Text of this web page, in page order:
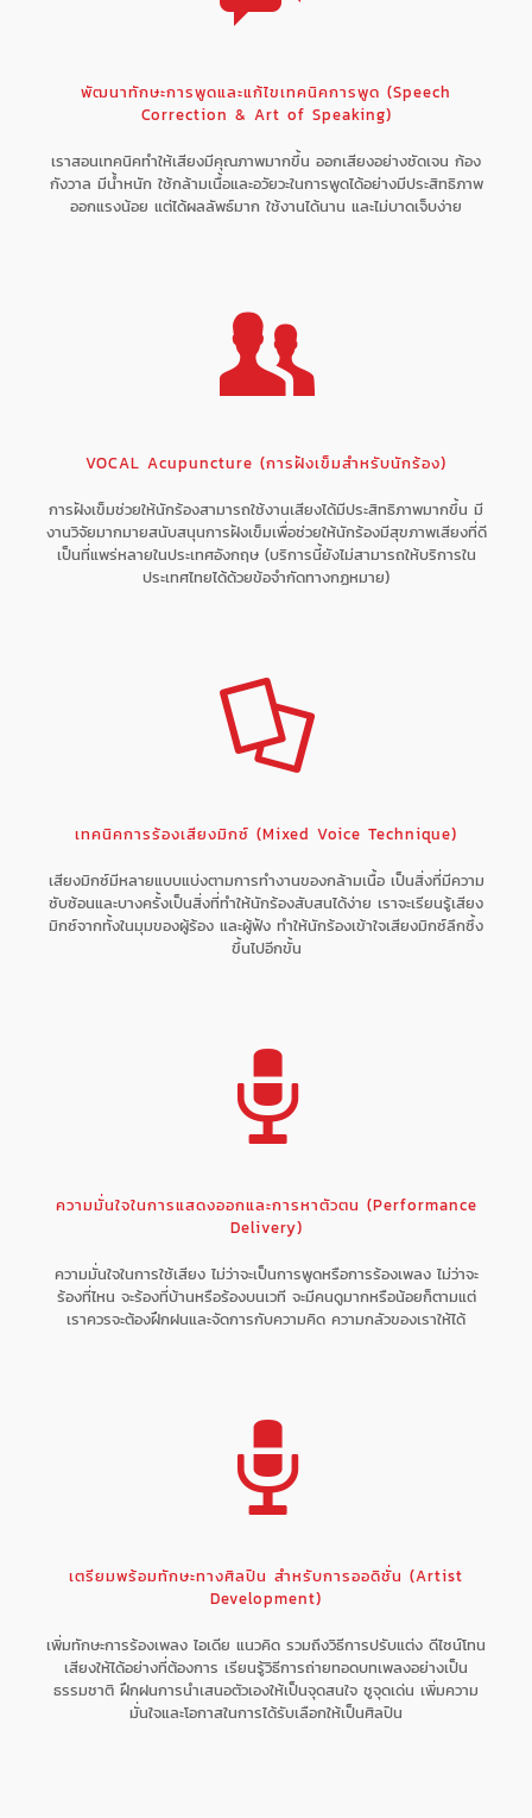
พัฒนาทักษะการพูดและแก้ไขเทคนิคการพูด (Speech
Correction & Art of Speaking)
เราสอนเทคนิคทำให้เสียงมีคุณภาพมากขึ้น ออกเสียงอย่างชัดเจน ก้อง
กังวาล มีน้ำหนัก ใช้กล้ามเนื้อและอวัยวะในการพูดได้อย่างมีประสิทธิภาพ
ออกแรงน้อย แต่ได้ผลลัพธ์มาก ใช้งานได้นาน และไม่บาดเจ็บง่าย
VOCAL Acupuncture (การฝังเข็มสำหรับนักร้อง)
การฝังเข็มช่วยให้นักร้องสามารถใช้งานเสียงได้มีประสิทธิภาพมากขึ้น มี
งานวิจัยมากมายสนับสนุนการฝังเข็มเพื่อช่วยให้นักร้องมีสุขภาพเสียงที่ดี
เป็นที่แพร่หลายในประเทศอังกฤษ (บริการนี้ยังไม่สามารถให้บริการใน
ประเทศไทยได้ด้วยข้อจำกัดทางกฏหมาย)
เทคนิคการร้องเสียงมิกซ์ (Mixed Voice Technique)
เสียงมิกซ์มีหลายแบบแบ่งตามการทำงานของกล้ามเนื้อ เป็นสิ่งที่มีความ
ซับซ้อนและบางครั้งเป็นสิ่งที่ทำให้นักร้องสับสนได้ง่าย เราจะเรียนรู้เสียง
มิกซ์จากทั้งในมุมของผู้ร้อง และผู้ฟัง ทำให้นักร้องเข้าใจเสียงมิกซ์ลึกซึ้ง
ขึ้นไปอีกขั้น
ความมั่นใจในการแสดงออกและการหาตัวตน (Performance
Delivery)
ความมั่นใจในการใช้เสียง ไม่ว่าจะเป็นการพูดหรือการร้องเพลง ไม่ว่าจะ
ร้องที่ไหน จะร้องที่บ้านหรือร้องบนเวที จะมีคนดูมากหรือน้อยก็ตามแต่
เราควรจะต้องฝึกฝนและจัดการกับความคิด ความกลัวของเราให้ได้
เตรียมพร้อมทักษะทางศิลปิน สำหรับการออดิชั่น (Artist
Development)
เพิ่มทักษะการร้องเพลง ไอเดีย แนวคิด รวมถึงวิธีการปรับแต่ง ดีไซน์โทน
เสียงให้ได้อย่างที่ต้องการ เรียนรู้วิธีการถ่ายทอดบทเพลงอย่างเป็น
ธรรมชาติ ฝึกฝนการนำเสนอตัวเองให้เป็นจุดสนใจ ชูจุดเด่น เพิ่มความ
มั่นใจและโอกาสในการได้รับเลือกให้เป็นศิลปิน